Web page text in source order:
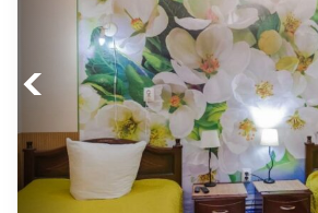
Previous